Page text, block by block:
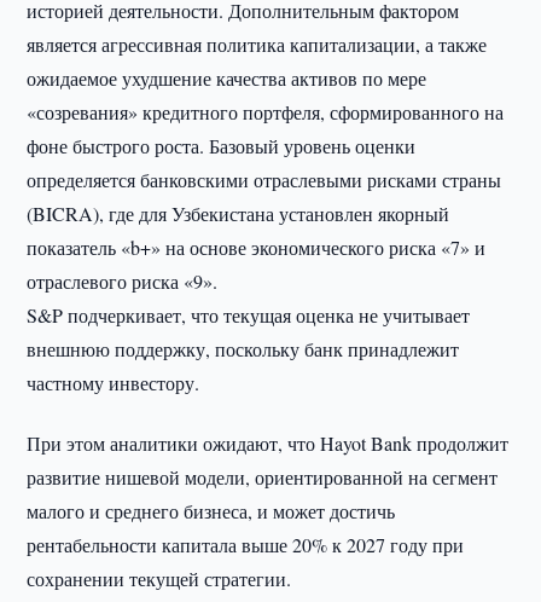
историей деятельности. Дополнительным фактором
является агрессивная политика капитализации, а также
ожидаемое ухудшение качества активов по мере
«созревания» кредитного портфеля, сформированного на
фоне быстрого роста. Базовый уровень оценки
определяется банковскими отраслевыми рисками страны
(BICRA), где для Узбекистана установлен якорный
показатель «b+» на основе экономического риска «7» и
отраслевого риска «9».
S&P подчеркивает, что текущая оценка не учитывает
внешнюю поддержку, поскольку банк принадлежит
частному инвестору.
При этом аналитики ожидают, что Hayot Bank продолжит
развитие нишевой модели, ориентированной на сегмент
малого и среднего бизнеса, и может достичь
рентабельности капитала выше 20% к 2027 году при
сохранении текущей стратегии.